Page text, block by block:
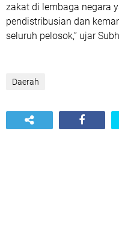
zakat di lembaga negara
pendistribusian dan
seluruh pelosok,” ujar
Daerah